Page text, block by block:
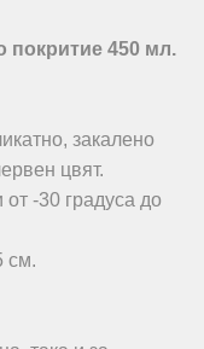
покритие 450 мл.
закалено
цвят.
-30 градуса до
см.